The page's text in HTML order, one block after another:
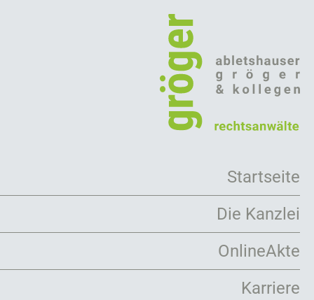
Startseite
Die Kanzlei
Arbeitsweise
Mandanten
OnlineAkte
Karriere